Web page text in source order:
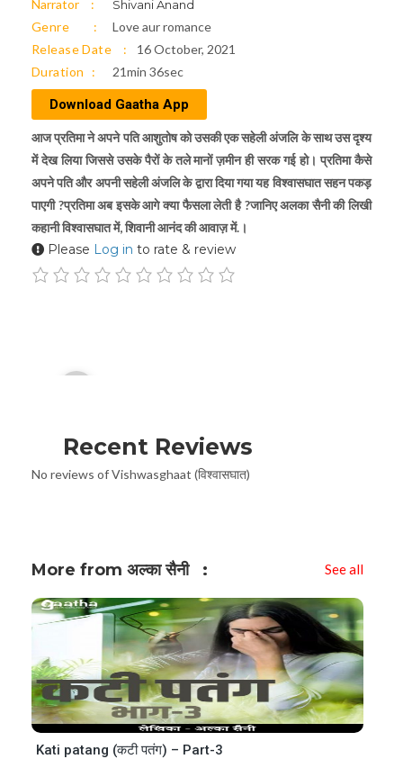
Narrator
Shivani Anand
Genre
Love aur romance
Release Date
16 October, 2021
Duration
21min 36sec
Download Gaatha App
आज प्रतिमा ने अपने पति आशुतोष को उसकी एक सहेली अंजलि के साथ उस दृश्य
में देख लिया जिससे उसके पैरों के तले मानों ज़मीन ही सरक गई हो। प्रतिमा कैसे
अपने पति और अपनी सहेली अंजलि के द्वारा दिया गया यह विश्वासघात सहन पकड़
पाएगी ?प्रतिमा अब इसके आगे क्या फैसला लेती है ?जानिए अलका सैनी की लिखी
कहानी विश्वासघात में, शिवानी आनंद की आवाज़ में.।
Please Log in to rate & review
Player
Recent Reviews
No reviews of Vishwasghaat (विश्वासघात)
More from अल्का सैनी See all
Kati patang (कटी पतंग) – Part-3